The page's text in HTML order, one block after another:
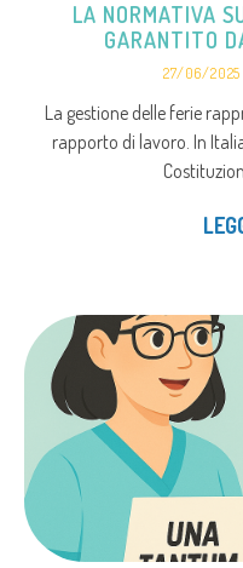
LA NORMATIVA
GARANTITO
27/06/
La gestione delle ferie
rapporto di lavoro. In